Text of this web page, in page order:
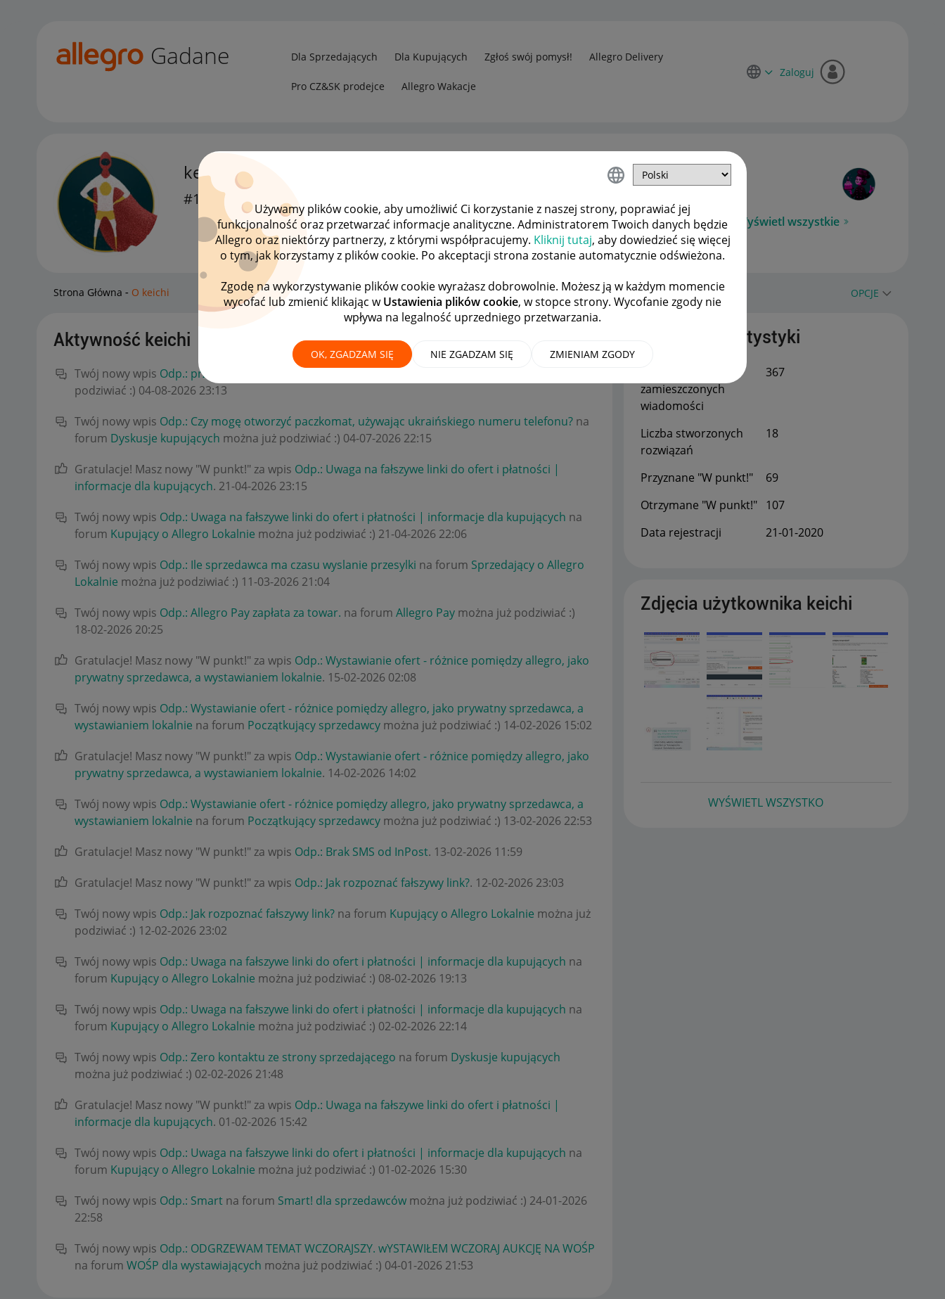
Używamy plików cookie, aby umożliwić Ci korzystanie z naszej strony, poprawiać jej
funkcjonalność oraz przetwarzać informacje analityczne. Administratorem Twoich danych będzie
Allegro oraz niektórzy partnerzy, z którymi współpracujemy. Kliknij tutaj, aby dowiedzieć się więcej
o tym, jak korzystamy z plików cookie. Po akceptacji strona zostanie automatycznie odświeżona.
Zgodę na wykorzystywanie plików cookie wyrażasz dobrowolnie. Możesz ją w każdym momencie
wycofać lub zmienić klikając wUstawienia plików cookie, w stopce strony. Wycofanie zgody nie
wpływa na legalność uprzedniego przetwarzania.
OK, ZGADZAM SIĘ NIE ZGADZAM SIĘ ZMIENIAM ZGODY
Gadane Dla Sprzedających Dla Kupujących Zgłoś swój pomysł! Allegro Delivery
Pro CZ&SK prodejce Allegro Wakacje
Zaloguj
keichi
#13 Ambasador
Wyświetl wszystkie
Strona Główna O keichi OPCJE
Aktywność keichi
Twój nowy wpis Odp.: przelewy od Allegro
podziwiać :) ‎04-08-2026 23:13
Twój nowy wpis Odp.: Czy mogę otworzyć paczkomat, używając ukraińskiego numeru telefonu? na
forum Dyskusje kupujących można już podziwiać :) ‎04-07-2026 22:15
Gratulacje! Masz nowy "W punkt!" za wpis Odp.: Uwaga na fałszywe linki do ofert i płatności |
informacje dla kupujących. ‎21-04-2026 23:15
Twój nowy wpis Odp.: Uwaga na fałszywe linki do ofert i płatności | informacje dla kupujących na
forum Kupujący o Allegro Lokalnie można już podziwiać :) ‎21-04-2026 22:06
Twój nowy wpis Odp.: Ile sprzedawca ma czasu wyslanie przesylki na forum Sprzedający o Allegro
Lokalnie można już podziwiać :) ‎11-03-2026 21:04
Twój nowy wpis Odp.: Allegro Pay zapłata za towar. na forum Allegro Pay można już podziwiać :)
‎18-02-2026 20:25
Gratulacje! Masz nowy "W punkt!" za wpis Odp.: Wystawianie ofert - różnice pomiędzy allegro, jako
prywatny sprzedawca, a wystawianiem lokalnie. ‎15-02-2026 02:08
Twój nowy wpis Odp.: Wystawianie ofert - różnice pomiędzy allegro, jako prywatny sprzedawca, a
wystawianiem lokalnie na forum Początkujący sprzedawcy można już podziwiać :) ‎14-02-2026 15:02
Gratulacje! Masz nowy "W punkt!" za wpis Odp.: Wystawianie ofert - różnice pomiędzy allegro, jako
prywatny sprzedawca, a wystawianiem lokalnie. ‎14-02-2026 14:02
Twój nowy wpis Odp.: Wystawianie ofert - różnice pomiędzy allegro, jako prywatny sprzedawca, a
wystawianiem lokalnie na forum Początkujący sprzedawcy można już podziwiać :) ‎13-02-2026 22:53
Gratulacje! Masz nowy "W punkt!" za wpis Odp.: Brak SMS od InPost. ‎13-02-2026 11:59
Gratulacje! Masz nowy "W punkt!" za wpis Odp.: Jak rozpoznać fałszywy link?. ‎12-02-2026 23:03
Twój nowy wpis Odp.: Jak rozpoznać fałszywy link? na forum Kupujący o Allegro Lokalnie można już
podziwiać :) ‎12-02-2026 23:02
Twój nowy wpis Odp.: Uwaga na fałszywe linki do ofert i płatności | informacje dla kupujących na
forum Kupujący o Allegro Lokalnie można już podziwiać :) ‎08-02-2026 19:13
Twój nowy wpis Odp.: Uwaga na fałszywe linki do ofert i płatności | informacje dla kupujących na
forum Kupujący o Allegro Lokalnie można już podziwiać :) ‎02-02-2026 22:14
Twój nowy wpis Odp.: Zero kontaktu ze strony sprzedającego na forum Dyskusje kupujących
można już podziwiać :) ‎02-02-2026 21:48
Gratulacje! Masz nowy "W punkt!" za wpis Odp.: Uwaga na fałszywe linki do ofert i płatności |
informacje dla kupujących. ‎01-02-2026 15:42
Twój nowy wpis Odp.: Uwaga na fałszywe linki do ofert i płatności | informacje dla kupujących na
forum Kupujący o Allegro Lokalnie można już podziwiać :) ‎01-02-2026 15:30
Twój nowy wpis Odp.: Smart na forum Smart! dla sprzedawców można już podziwiać :) ‎24-01-2026
22:58
Twój nowy wpis Odp.: ODGRZEWAM TEMAT WCZORAJSZY. wYSTAWIŁEM WCZORAJ AUKCJĘ NA WOŚP
na forum WOŚP dla wystawiających można już podziwiać :) ‎04-01-2026 21:53
Publiczne statystyki
zamieszczonych
wiadomości
367
Liczba stworzonych
rozwiązań
18
Przyznane "W punkt!"
69
Otrzymane "W punkt!"
107
Data rejestracji
‎21-01-2020
Zdjęcia użytkownika keichi
WYŚWIETL WSZYSTKO